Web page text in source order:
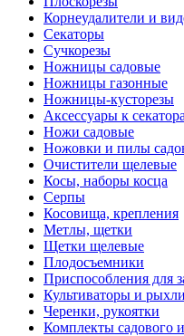
Корнеудалители и
Секаторы
Сучкорезы
Ножницы садовые
Ножницы газонные
Ножницы-кусторезы
Аксессуары к
Ножи садовые
Ножовки и пилы
Очистители щелевые
Косы, наборы косца
Серпы
Косовища, крепления
Метлы, щетки
Щетки щелевые
Плодосъемники
Приспособления для
Культиваторы и
Черенки, рукоятки
Комплекты садового